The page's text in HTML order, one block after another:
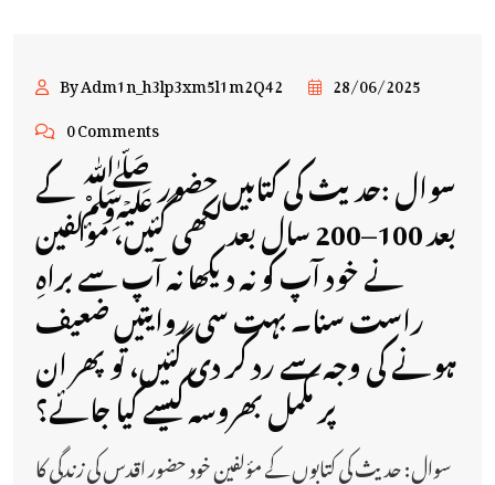
By Adm1n_h3lp3xm5l1m2Q42
28/06/2025
0 Comments
سوال :حدیث کی کتابیں حضور ﷺ کے
بعد 100–200 سال بعد لکھی گئیں، مؤلفین
نے خود آپ کو نہ دیکھا نہ آپ سے براہِ
راست سنا۔ بہت سی روایتیں ضعیف
ہونے کی وجہ سے رد کر دی گئیں، تو پھر ان
پر مکمل بھروسہ کیسے کیا جائے؟
سوال: حدیث کی کتابوں کے مؤلفین خود حضور اقدس کی زندگی کا